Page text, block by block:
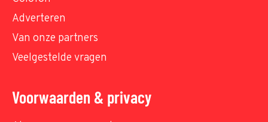
Adverteren
Van onze partners
Veelgestelde vragen
Voorwaarden & privacy